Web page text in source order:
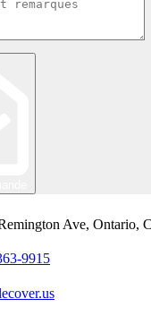
Ave, Ontario,
9915